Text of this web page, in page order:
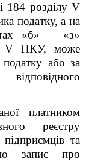
184 розділу V
податку, а на
«б» – «з»
V ПКУ, може
податку або за
платником
реєстру
та
запис про